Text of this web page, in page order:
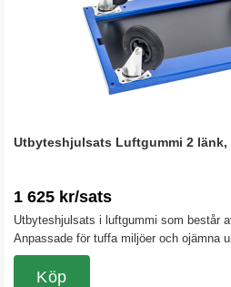
Utbyteshjulsats Luftgummi 2 länk,
1 625 kr/sats
Utbyteshjulsats i luftgummi som består
Anpassade för tuffa miljöer och ojämna
Köp